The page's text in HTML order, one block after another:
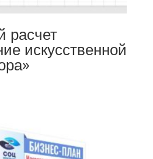
расчет
искусственной